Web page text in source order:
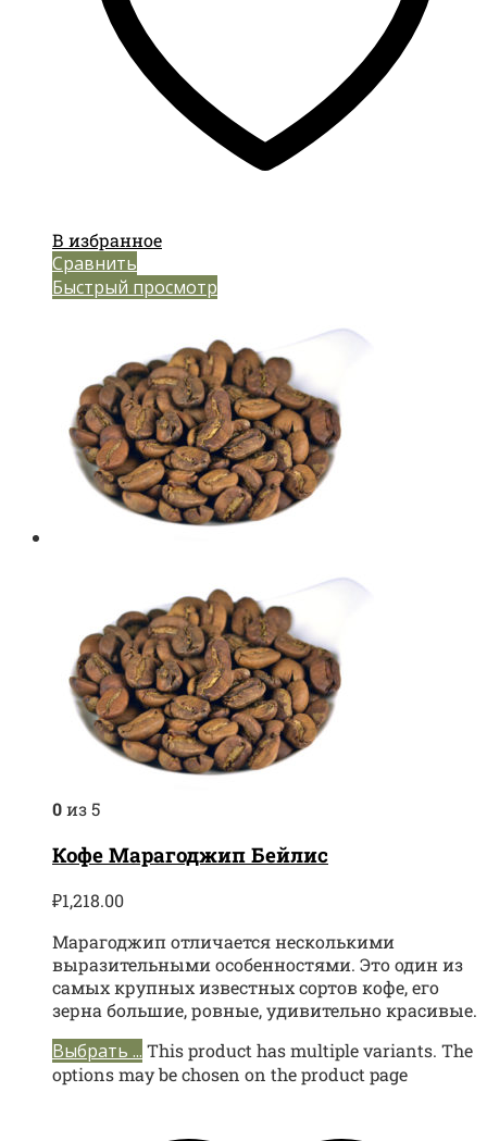
В избранное
Сравнить
Быстрый просмотр
0из 5
Кофе Марагоджип Бейлис
₽1,218.00
Марагоджип отличается несколькими
выразительными особенностями. Это один из
самых крупных известных сортов кофе, его
зерна большие, ровные, удивительно красивые.
Выбрать ... This product has multiple variants. The
options may be chosen on the product page